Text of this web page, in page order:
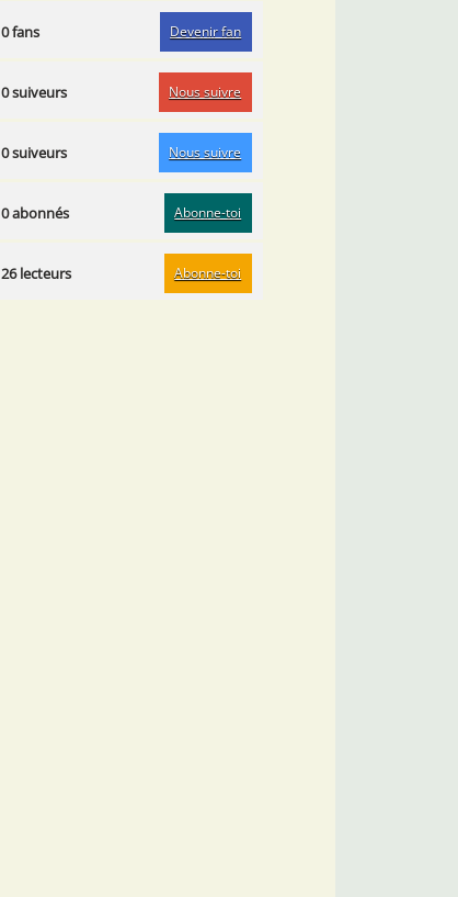
0 fans Devenir fan
0 suiveurs Nous suivre
0 suiveurs Nous suivre
0 abonnés Abonne-toi
26 lecteurs Abonne-toi